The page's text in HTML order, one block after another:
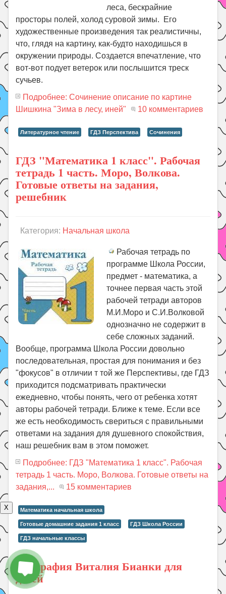
леса, бескрайние
просторы полей, холод суровой зимы. Его
художественные произведения так реалистичны,
что, глядя на картину, как-будто находишься в
окружении природы. Создается впечатление, что
вот-вот подует ветерок или послышится треск
сучьев.
Подробнее: Сочинение описание по картине
Шишкина "Зима в лесу, иней"
10 комментариев
Литературное чтение ГДЗ Перспектива Сочинения
ГДЗ "Математика 1 класс". Рабочая
тетрадь 1 часть. Моро, Волкова.
Готовые ответы на задания,
решебник
Категория: Начальная школа
Рабочая тетрадь по
программе Школа России,
предмет - математика, а
точнее первая часть этой
рабочей тетради авторов
М.И.Моро и С.И.Волковой
однозначно не содержит в
себе сложных заданий.
Вообще, программа Школа России довольно
последовательная, простая для понимания и без
"фокусов" в отличии т той же Перспективы, где ГДЗ
приходится подсматривать практически
ежедневно, чтобы понять, чего от ребенка хотят
авторы рабочей тетради. Ближе к теме. Если все
же есть необходимость свериться с правильными
ответами на задания для душевного спокойствия,
наш решебник вам в этом поможет.
Подробнее: ГДЗ "Математика 1 класс". Рабочая
тетрадь 1 часть. Моро, Волкова. Готовые ответы на
задания,...
15 комментариев
Математика начальная школа
Готовые домашние задания 1 класс ГДЗ Школа России
ГДЗ начальные классы
Биография Виталия Бианки для
детей
X